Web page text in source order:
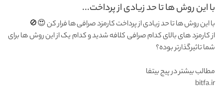
با این روش ها تا حد زیادی از پرداخت...
با این روش ها تا حد زیادی از پرداخت کارمزد صرافی ها فرار کن 😍🚫
از کارمزد های بالای کدام صرافی کلافه شدید و کدام یک از این روش ها برای
شما تاثیرگذارتر بوده؟
مطالب بیشتر در پیج بیتفا
bitfa.ir